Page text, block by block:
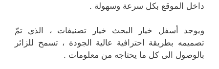
داخل الموقع بكل سرعة وسهولة .
ويوجد أسفل خيار البحث خيار تصنيفات ، الذي تمّ
تصميمه بطريقة احترافية عالية الجودة ، تسمح للزائر
بالوصول الى كل ما يحتاجه من معلومات .